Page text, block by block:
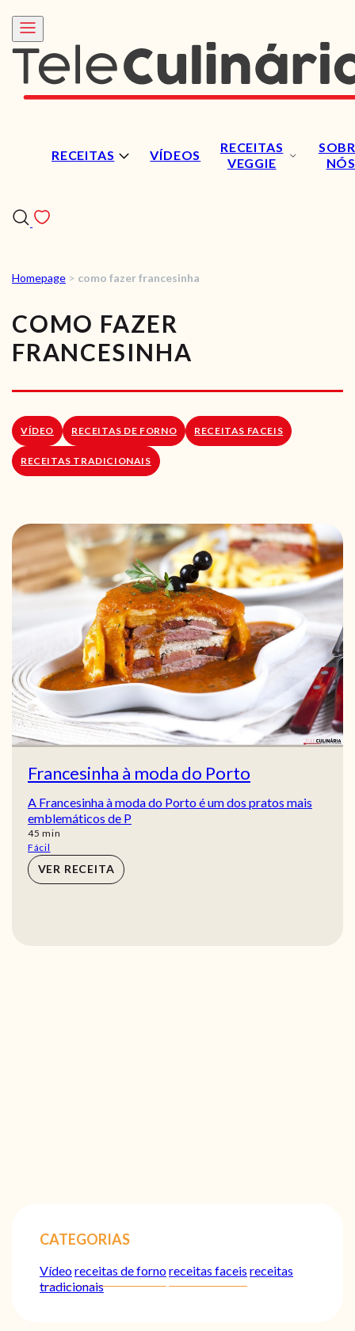
RECEITAS VÍDEOS
RECEITAS
VEGGIE
NÓS
RECEITAS
VÍDEOS
RECEITAS VEGGIE
LOJA ONLINE
Homepage > como fazer francesinha
COMO FAZER
FRANCESINHA
VÍDEO RECEITAS DE FORNO RECEITAS FACEIS
RECEITAS TRADICIONAIS
Francesinha à moda do Porto
A Francesinha à moda do Porto é um dos pratos mais
emblemáticos de P
45 min
min
Fácil
VER RECEITA
CATEGORIAS
Vídeoreceitas de fornoreceitas faceis receitas
tradicionais